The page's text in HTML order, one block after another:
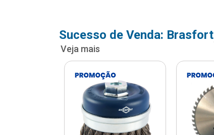
Sucesso de Venda: Brasfort
Veja mais